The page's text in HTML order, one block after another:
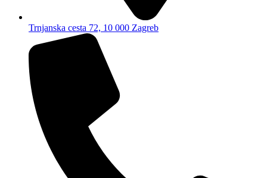
Trnjanska cesta 72, 10 000 Zagreb